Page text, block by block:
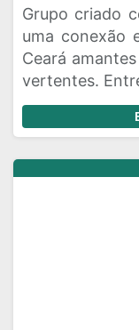
Grupo criado
uma conexão
Ceará
vertentes.